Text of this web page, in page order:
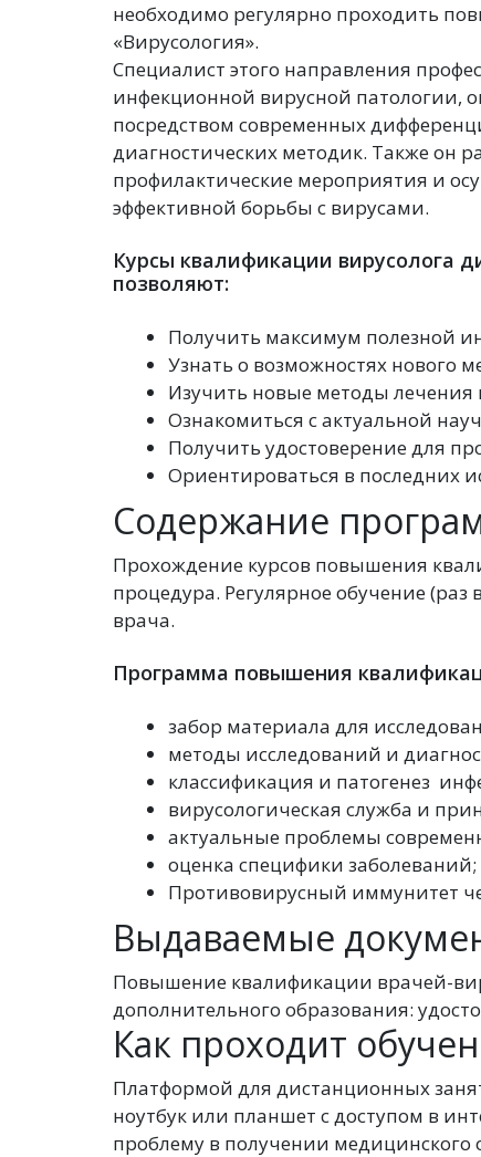
необходимо регулярно проходить
«Вирусология».
Специалист этого направления
инфекционной вирусной патологии,
посредством современных
диагностических методик. Также он
профилактические мероприятия и
эффективной борьбы с вирусами.
Курсы квалификации вирусолога
позволяют:
Получить максимум полезной
Узнать о возможностях нового
Изучить новые методы лечения
Ознакомиться с актуальной
Получить удостоверение для
Ориентироваться в последних
Содержание
Прохождение курсов повышения
процедура. Регулярное обучение
врача.
Программа повышения
забор материала для
методы исследований и
классификация и патогенез
вирусологическая служба и
актуальные проблемы
оценка специфики заболеваний;
Противовирусный иммунитет
Выдаваемые
Повышение квалификации врачей-
дополнительного образования:
Как проходит
Платформой для дистанционных
ноутбук или планшет с доступом в
проблему в получении медицинского